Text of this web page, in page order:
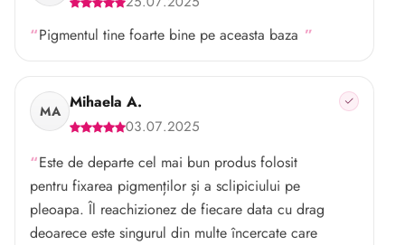
Pigmentul tine foarte bine pe aceasta baza
MA Mihaela A.
03.07.2025
Este de departe cel mai bun produs folosit
pentru fixarea pigmenților și a sclipiciului pe
pleoapa. Îl reachizionez de fiecare data cu drag
deoarece este singurul din multe încercate care